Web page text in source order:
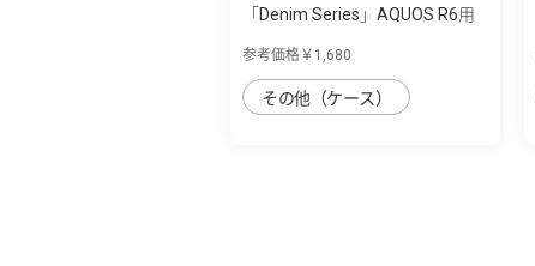
「Denim Series」AQUOS R6用
参考価格￥1,680
その他（ケース）